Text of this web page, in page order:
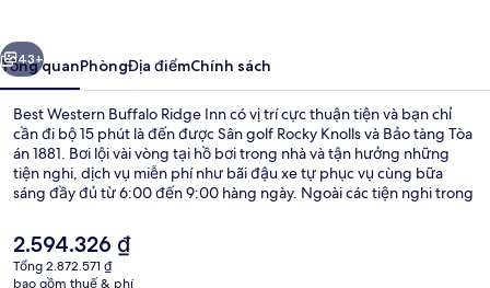
Inn
Tiếp
43+
Tổng quanPhòngĐịa điểmChính sách
Best Western Buffalo Ridge Inn có vị trí cực thuận tiện và bạn chỉ
cần đi bộ 15 phút là đến được Sân golf Rocky Knolls và Bảo tàng Tòa
án 1881. Bơi lội vài vòng tại hồ bơi trong nhà và tận hưởng những
tiện nghi, dịch vụ miễn phí như bãi đậu xe tự phục vụ cùng bữa
sáng đầy đủ từ 6:00 đến 9:00 hàng ngày. Ngoài các tiện nghi trong
Nhân viên nhiệt tình và bữa sáng là những điều ghi dấu ấn trong
lòng du khách.
Giá
hiện
tại
2.594.326 ₫
Tổng 2.872.571 ₫
bao gồm thuế & phí